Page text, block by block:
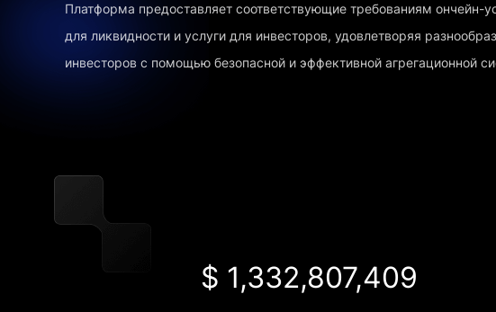
Платформа предоставляет соответствующие требованиям ончейн-
для ликвидности и услуги для инвесторов, удовлетворяя
инвесторов с помощью безопасной и эффективной агрегационной
$ 1,332,807,409